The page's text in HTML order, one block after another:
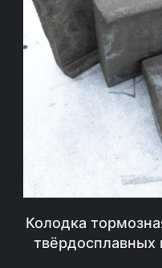
Колодка
твёрдосплавных